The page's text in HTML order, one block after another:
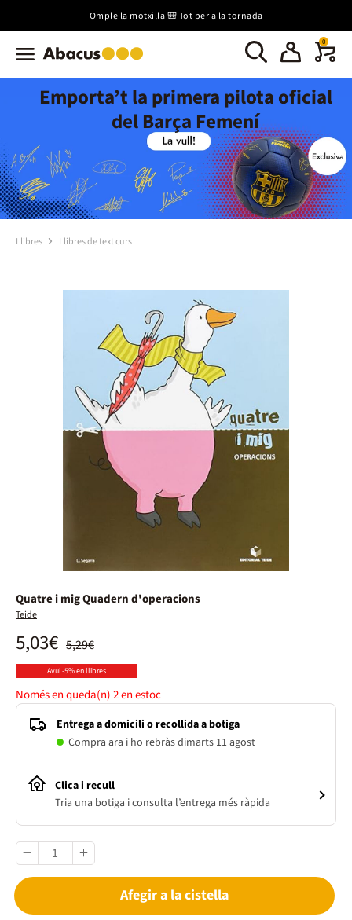
Omple la motxilla 🎒 Tot per a la tornada
0
Emporta’t la primera pilota oficial
del Barça Femení
Llibres Llibres de text curs
Quatre i mig Quadern d'operacions
Teide
5,29€
5,03€
Avui -5% en llibres
Només en queda(n)2en estoc
Entrega a domicili o recollida a botiga
Compra ara i ho rebràs dimarts 11 agost
Clica i recull
Tria una botiga i consulta l’entrega més ràpida
Afegir a la cistella